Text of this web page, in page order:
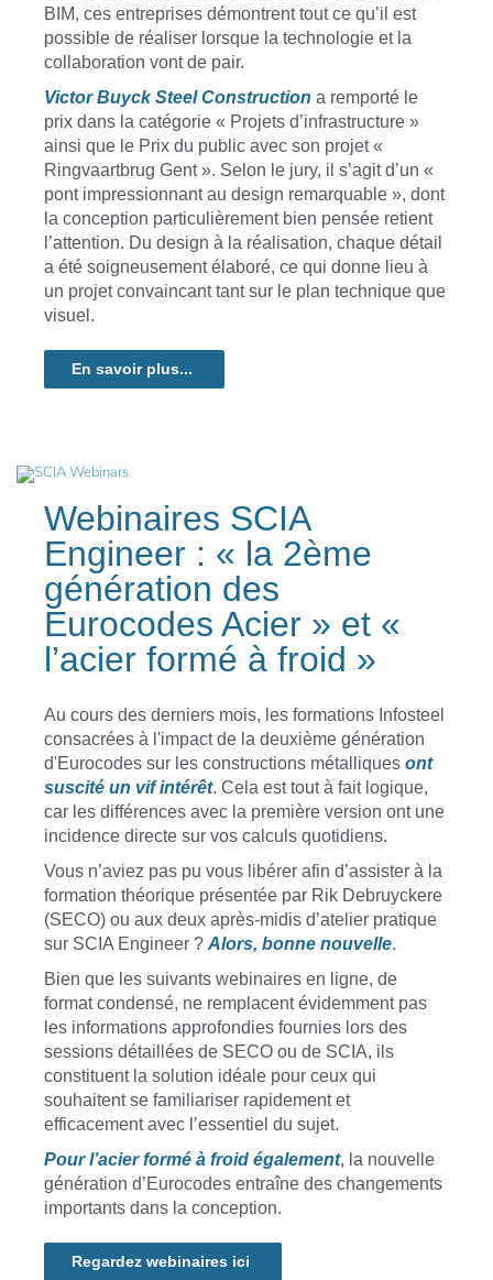
BIM, ces entreprises démontrent tout ce qu’il est
possible de réaliser lorsque la technologie et la
collaboration vont de pair.
Victor Buyck Steel Construction a remporté le
prix dans la catégorie « Projets d’infrastructure »
ainsi que le Prix du public avec son projet «
Ringvaartbrug Gent ». Selon le jury, il s’agit d’un «
pont impressionnant au design remarquable », dont
la conception particulièrement bien pensée retient
l’attention. Du design à la réalisation, chaque détail
a été soigneusement élaboré, ce qui donne lieu à
un projet convaincant tant sur le plan technique que
visuel.
En savoir plus...
Webinaires SCIA
Engineer : « la 2ème
génération des
Eurocodes Acier » et «
l’acier formé à froid »
Au cours des derniers mois, les formations Infosteel
consacrées à l'impact de la deuxième génération
d'Eurocodes sur les constructions métalliques ont
suscité un vif intérêt. Cela est tout à fait logique,
car les différences avec la première version ont une
incidence directe sur vos calculs quotidiens.
Vous n’aviez pas pu vous libérer afin d’assister à la
formation théorique présentée par Rik Debruyckere
(SECO) ou aux deux après-midis d’atelier pratique
sur SCIA Engineer ? Alors, bonne nouvelle.
Bien que les suivants webinaires en ligne, de
format condensé, ne remplacent évidemment pas
les informations approfondies fournies lors des
sessions détaillées de SECO ou de SCIA, ils
constituent la solution idéale pour ceux qui
souhaitent se familiariser rapidement et
efficacement avec l’essentiel du sujet.
Pour l’acier formé à froid également, la nouvelle
génération d’Eurocodes entraîne des changements
importants dans la conception.
Regardez webinaires ici